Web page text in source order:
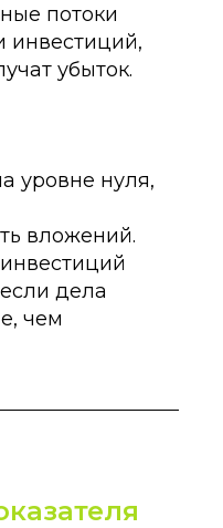
потоки
инвестиций,
убыток.
уровне нуля,
вложений.
дела
чем